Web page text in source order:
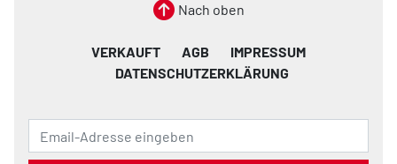
Nach oben
VERKAUFT AGB
IMPRESSUM
DATENSCHUTZERKLÄRUNG